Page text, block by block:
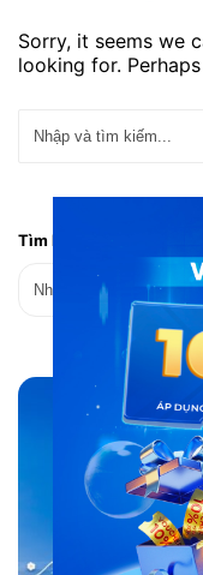
Sorry, it seems we
looking for.
Tìm kiếm bài viết